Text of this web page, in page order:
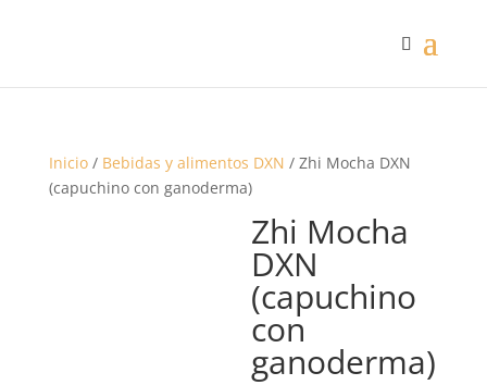
Inicio/ Bebidas y alimentos DXN / Zhi Mocha DXN
(capuchino con ganoderma)
Zhi Mocha
DXN
(capuchino
con
ganoderma)